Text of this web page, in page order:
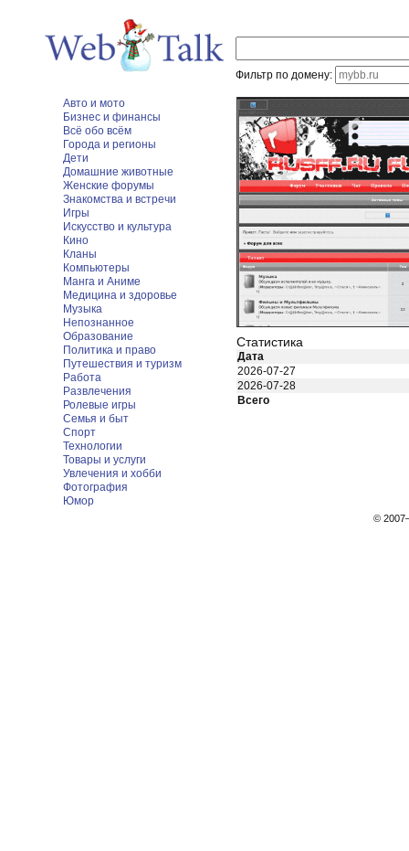
Фильтр по домену:
Авто и мото
Бизнес и финансы
Всё обо всём
Города и регионы
Дети
Домашние животные
Женские форумы
Знакомства и встречи
Игры
Искусство и культура
Кино
Кланы
Компьютеры
Манга и Аниме
Медицина и здоровье
Музыка
Непознанное
Образование
Политика и право
Путешествия и туризм
Работа
Развлечения
Ролевые игры
Семья и быт
Спорт
Технологии
Товары и услуги
Увлечения и хобби
Фотография
Юмор
Статистика
Дата
2026-07-27
2026-07-28
Всего
©